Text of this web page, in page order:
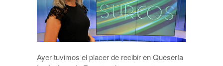
Ayer tuvimos el placer de recibir en Quesería